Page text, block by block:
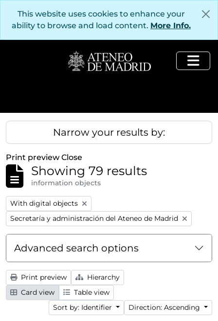
This website uses cookies to enhance your
ability to browse and load content. More Info.
Narrow your results by:
Print preview Close
Showing 79 results
information objects
Remove filter:
With digital objects
Remove filter:
Secretaría y administración del Ateneo de Madrid
Advanced search options
Print preview
Hierarchy
Card view
Table view
Sort by: Identifier
Direction: Ascending